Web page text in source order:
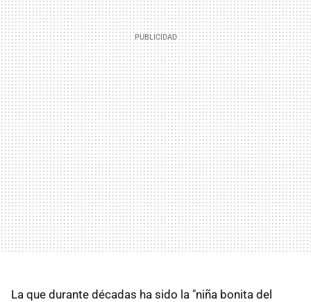
La que durante décadas ha sido la "niña bonita del